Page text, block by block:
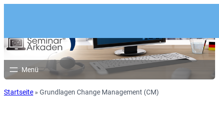
Startseite » Grundlagen Change Management (CM)